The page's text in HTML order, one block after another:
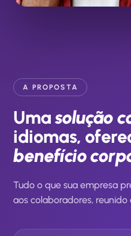
A PROPOSTA
Umasolução
idiomas,
benefício
Tudo o que sua empresa
aos colaboradores,